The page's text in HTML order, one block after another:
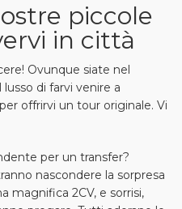
piccole
in città
Ovunque siate nel
di farvi venire a
offrirvi un tour originale. Vi
per un transfer?
nascondere la sorpresa
magnifica 2CV, e sorrisi,